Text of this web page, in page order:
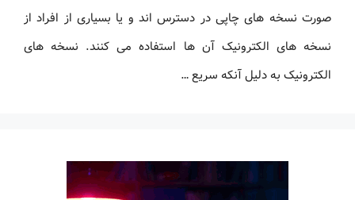
صورت نسخه های چاپی در دسترس اند و یا بسیاری از افراد از
نسخه های الکترونیک آن ها استفاده می کنند. نسخه های
الکترونیک به دلیل آنکه سریع …